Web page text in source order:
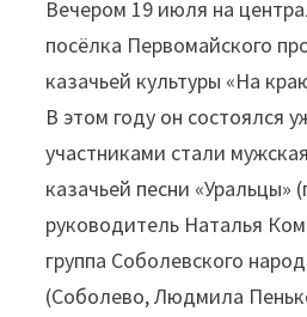
Вечером 19 июля на
посёлка Первомайского
казачьей культуры «На
В этом году он состоялся
участниками стали
казачьей песни «Уральцы»
руководитель Наталья
группа Соболевского
(Соболево, Людмила